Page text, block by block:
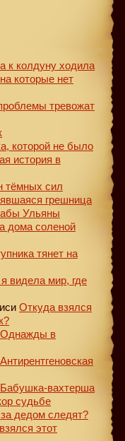
к колдуну ходила
которые нет
тревожат
которой не было
история в
тёмных сил
грешница
Ульяны
дома соленой
тянет на
видела мир, где
Откуда взялся
Однажды в
Антирентгеновская
Бабушка-вахтерша
судьбе
дедом следят?
этот